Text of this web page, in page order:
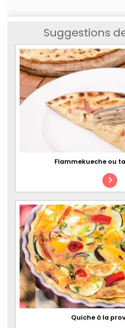
Suggestions
Flammekueche ou
Quiche à la